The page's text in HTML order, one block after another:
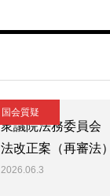
国会質疑
衆議院法務委員
法改正案（再審法
2026.06.3